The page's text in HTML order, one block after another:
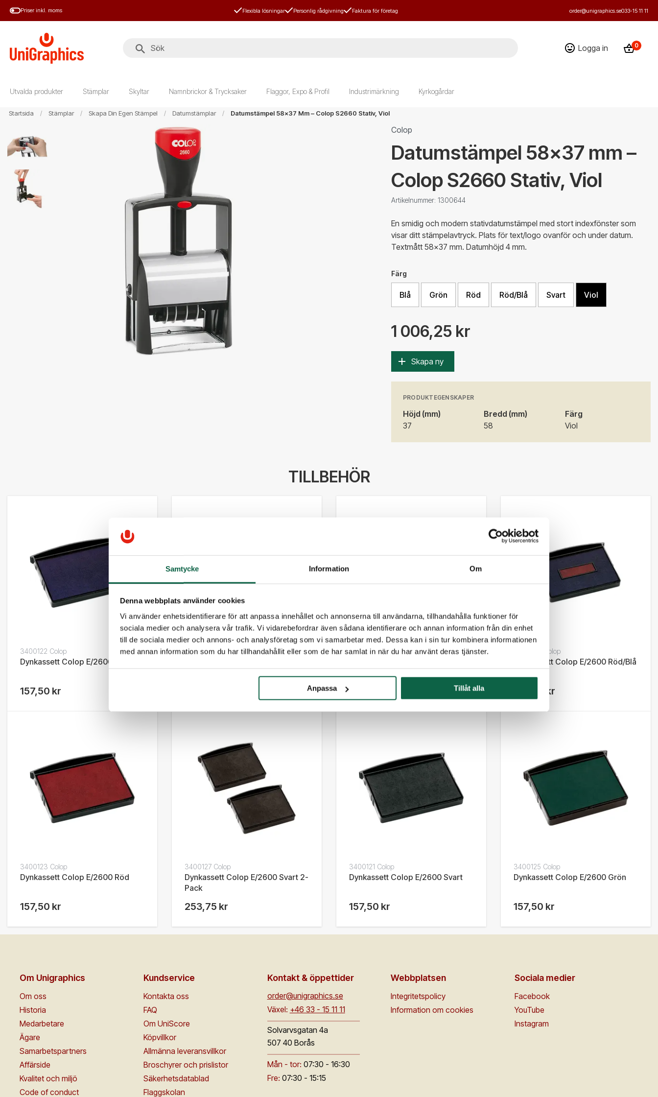
Samtycke Information Om
Denna webbplats använder cookies
Vi använder enhetsidentifierare för att anpassa innehållet och annonserna till användarna, tillhandahålla funktioner för
sociala medier och analysera vår trafik. Vi vidarebefordrar även sådana identifierare och annan information från din enhet
till de sociala medier och annons- och analysföretag som vi samarbetar med. Dessa kan i sin tur kombinera informationen
med annan information som du har tillhandahållit eller som de har samlat in när du har använt deras tjänster.
Anpassa Tillåt alla
HoppaPriser inkl. moms Flexibla lösningar Personlig rådgivning Faktura för företag order@unigraphics.se033-15 11 11
Logga in 0
Utvalda produkter Stämplar Skyltar Namnbrickor & Trycksaker Flaggor, Expo & Profil Industrimärkning Kyrkogårdar
Startsida Stämplar Skapa Din Egen Stämpel Datumstämplar Datumstämpel 58x37 Mm – Colop S2660 Stativ, Viol
Colop
Datumstämpel 58x37 mm –
Colop S2660 Stativ, Viol
Artikelnummer: 1300644
En smidig och modern stativdatumstämpel med stort indexfönster som
visar ditt stämpelavtryck. Plats för text/logo ovanför och under datum.
Textmått 58x37 mm. Datumhöjd 4 mm.
Färg
Blå Grön Röd Röd/Blå Svart Viol
1 006,25 kr
Skapa ny
PRODUKTEGENSKAPER
Höjd (mm)
37
Bredd (mm)
58
Färg
Viol
TILLBEHÖR
3400122 Colop
Dynkassett Colop E/2600 Blå
157,50 kr
3400126 Colop
Oinfärgad
3400124 Colop 3400128 Colop
Dynkassett Colop E/2600 Röd/Blå
183,75 kr
3400123 Colop
Dynkassett Colop E/2600 Röd
157,50 kr
3400127 Colop
Dynkassett Colop E/2600 Svart 2-
Pack
253,75 kr
3400121 Colop
Dynkassett Colop E/2600 Svart
157,50 kr
3400125 Colop
Dynkassett Colop E/2600 Grön
157,50 kr
Om Unigraphics
Om oss
Historia
Medarbetare
Ägare
Samarbetspartners
Affärside
Kvalitet och miljö
Code of conduct
Kundservice
Kontakta oss
FAQ
Om UniScore
Köpvillkor
Allmänna leveransvillkor
Broschyrer och prislistor
Säkerhetsdatablad
Flaggskolan
Kontakt & öppettider
order@unigraphics.se
Växel: +46 33 - 15 11 11
Solvarvsgatan 4a
507 40 Borås
Mån - tor: 07:30 - 16:30
Fre: 07:30 - 15:15
Webbplatsen
Integritetspolicy
Information om cookies
Sociala medier
Facebook
YouTube
Instagram